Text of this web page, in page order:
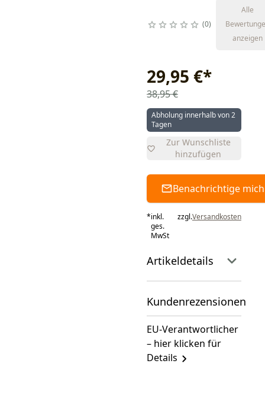
0
Alle
anzeigen
29,95 €*
38,95 €
Abholung innerhalb von 2
Tagen
Zur Wunschliste
hinzufügen
Benachrichtige mich
*inkl.
ges.
MwSt
zzgl.Versandkosten
Artikeldetails
Kundenrezensionen
EU-Verantwortlicher
– hier klicken für
Details